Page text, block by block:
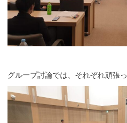
グループ討論では、それぞれ頑張っ